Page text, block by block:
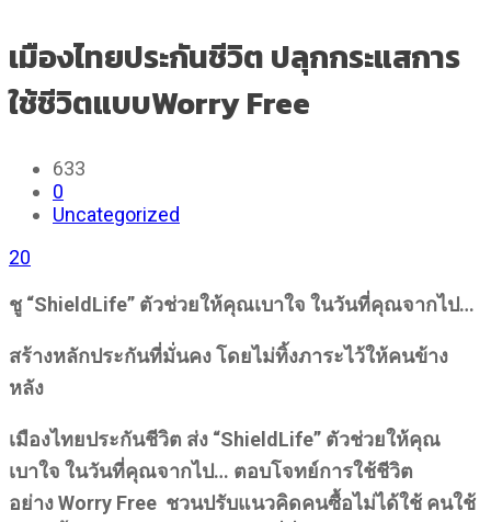
เมืองไทยประกันชีวิต ปลุกกระแสการ
ใช้ชีวิตแบบWorry Free
633
0
Uncategorized
20
ชู “ShieldLife” ตัวช่วยให้คุณเบาใจ ในวันที่คุณจากไป…
สร้างหลักประกันที่มั่นคง โดยไม่ทิ้งภาระไว้ให้คนข้าง
หลัง
เมืองไทยประกันชีวิต ส่ง “ShieldLife” ตัวช่วยให้คุณ
เบาใจ ในวันที่คุณจากไป… ตอบโจทย์การใช้ชีวิต
อย่าง Worry Free ชวนปรับแนวคิดคนซื้อไม่ได้ใช้ คนใช้